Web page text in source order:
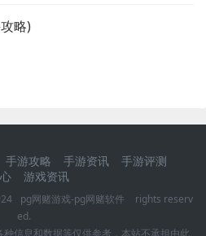
略)
手游攻略 手游资讯
手游评测
游戏资讯
pg网赌游戏-pg网赌软件
rights reserv
ed.
信息和数据等仅供参考，本站不承担由此